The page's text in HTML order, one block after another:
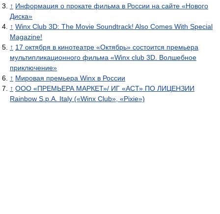
↑ Информация о прокате фильма в России на сайте «Нового
Диска»
↑ Winx Club 3D: The Movie Soundtrack! Also Comes With Special
Magazine!
↑ 17 октября в кинотеатре «Октябрь» состоится премьера
мультипликационного фильма «Winx club 3D. Волшебное
приключение»
↑ Мировая премьера Winx в России
↑ ООО «ПРЕМЬЕРА МАРКЕТ»/ ИГ «АСТ» ПО ЛИЦЕНЗИИ
Rainbow S.p.A. Italy («Winx Club», «Pixie»)